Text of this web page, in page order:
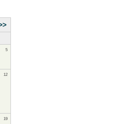
5
12
19